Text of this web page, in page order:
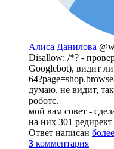
Алиса Данилова
Disallow: /*? -
Googlebot), видит
думаю. не видит,
роботс.
мой вам совет -
на них 301
Ответ написан
3 комментария